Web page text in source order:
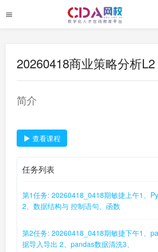
20260418商业策略分析L2
简介
查看课程
任务列表
第1任务: 20260418_0418期敏捷上午1、
2、数据结构与 控制语句、函数
第2任务: 20260418_0418期敏捷下午1、
据导入导出 2、pandas数据清洗3、